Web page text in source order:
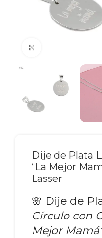
Dije de Plata
“La Mejor
Lasser
🌸 Dije de
Círculo con
Mejor